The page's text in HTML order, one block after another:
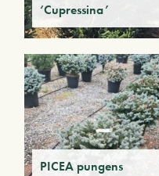
‘Cupressina’
PICEA pungens